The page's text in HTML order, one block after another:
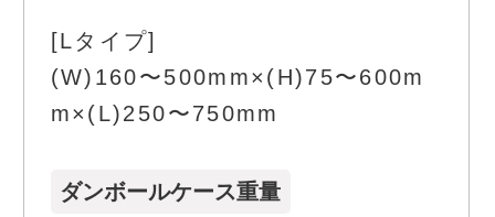
[Lタイプ]
(W)160〜500mm×(H)75〜600m
m×(L)250〜750mm
ダンボールケース重量